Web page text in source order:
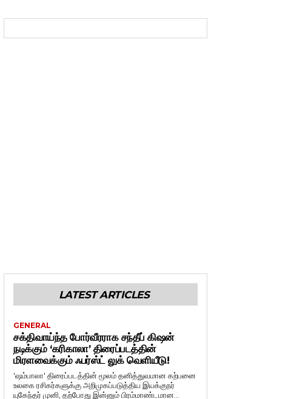
LATEST ARTICLES
GENERAL
சக்திவாய்ந்த போர்வீரராக சந்தீப் கிஷன்
நடிக்கும் ‘கரிகாலா’ திரைப்படத்தின்
மிரளவைக்கும் ஃபர்ஸ்ட் லுக் வெளியீடு!
'ஷம்பாலா' திரைப்படத்தின் மூலம் தனித்துவமான கற்பனை
உலகை ரசிகர்களுக்கு அறிமுகப்படுத்திய இயக்குநர்
யுகேந்தர் முனி, தற்போது இன்னும் பிரம்மாண்டமான...